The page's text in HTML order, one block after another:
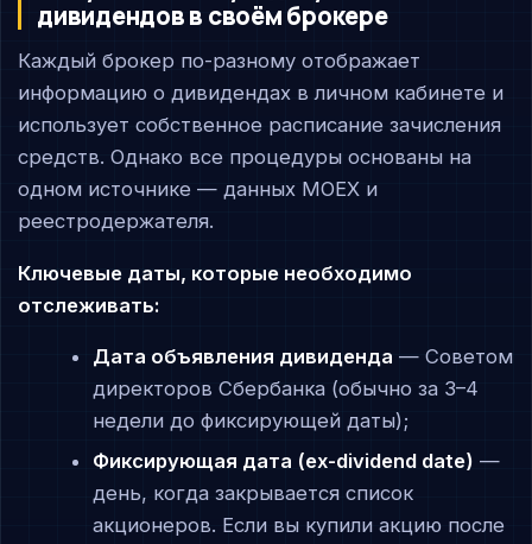
дивидендов в своём брокере
Каждый брокер по-разному отображает
информацию о дивидендах в личном кабинете и
использует собственное расписание зачисления
средств. Однако все процедуры основаны на
одном источнике — данных MOEX и
реестродержателя.
Ключевые даты, которые необходимо
отслеживать:
Дата объявления дивиденда — Советом
директоров Сбербанка (обычно за 3–4
недели до фиксирующей даты);
Фиксирующая дата (ex-dividend date) —
день, когда закрывается список
акционеров. Если вы купили акцию после